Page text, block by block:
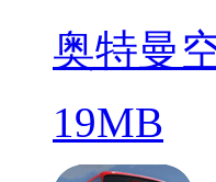
奥特曼
19MB